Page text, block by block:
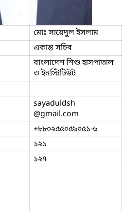
মোঃ সায়েদুল ইসলাম
একান্ত সচিব
বাংলাদেশ শিশু হাসপাতাল
ও ইনস্টিটিউট
sayaduldsh
@gmail.com
+৮৮০২৫৫০৫৯০৫১-৬
১২১
১২৭